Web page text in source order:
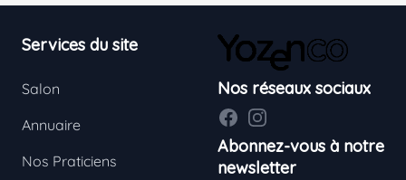
Services du site
Salon
Annuaire
Nos Praticiens
Nos réseaux sociaux
FacebookInstagram
Abonnez-vous à notre
newsletter